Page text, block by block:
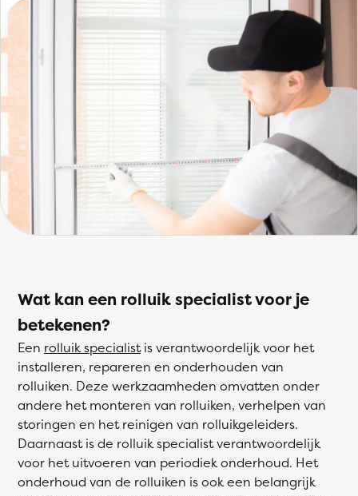
Wat kan een rolluik specialist voor je
betekenen?
Een rolluik specialistis verantwoordelijk voor het
installeren, repareren en onderhouden van
rolluiken. Deze werkzaamheden omvatten onder
andere het monteren van rolluiken, verhelpen van
storingen en het reinigen van rolluikgeleiders.
Daarnaast is de rolluik specialist verantwoordelijk
voor het uitvoeren van periodiek onderhoud. Het
onderhoud van de rolluiken is ook een belangrijk